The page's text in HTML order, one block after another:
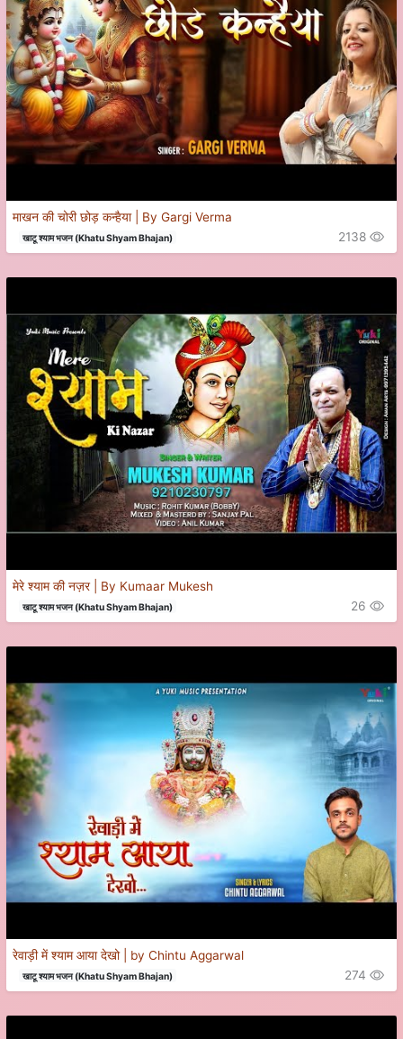
माखन की चोरी छोड़ कन्हैया | By Gargi Verma
खाटू श्याम भजन (Khatu Shyam Bhajan) 2138
मेरे श्याम की नज़र | By Kumaar Mukesh
खाटू श्याम भजन (Khatu Shyam Bhajan) 26
रेवाड़ी में श्याम आया देखो | by Chintu Aggarwal
खाटू श्याम भजन (Khatu Shyam Bhajan) 274